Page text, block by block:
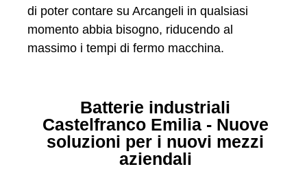
di poter contare su Arcangeli in qualsiasi
momento abbia bisogno, riducendo al
massimo i tempi di fermo macchina.
Batterie industriali
Castelfranco Emilia - Nuove
soluzioni per i nuovi mezzi
aziendali